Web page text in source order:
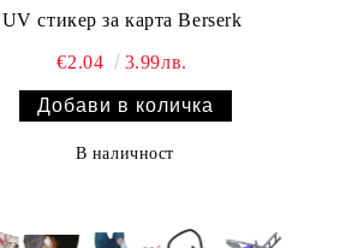
UV стикер за карта Berserk
€2.04 3.99лв.
В наличност